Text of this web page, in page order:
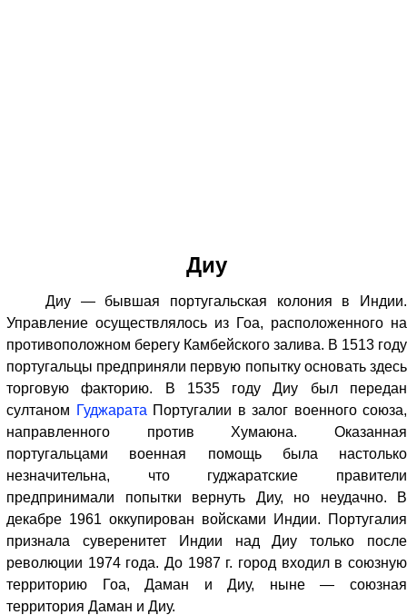
Диу
Диу — бывшая португальская колония в Индии.
Управление осуществлялось из Гоа, расположенного на
противоположном берегу Камбейского залива. В 1513 году
португальцы предприняли первую попытку основать здесь
торговую факторию. В 1535 году Диу был передан
султаном Гуджарата Португалии в залог военного союза,
направленного против Хумаюна. Оказанная
португальцами военная помощь была настолько
незначительна, что гуджаратские правители
предпринимали попытки вернуть Диу, но неудачно. В
декабре 1961 оккупирован войсками Индии. Португалия
признала суверенитет Индии над Диу только после
революции 1974 года. До 1987 г. город входил в союзную
территорию Гоа, Даман и Диу, ныне — союзная
территория Даман и Диу.